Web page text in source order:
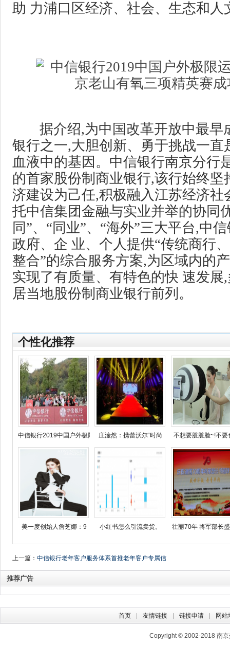
助 力浦口区经济、社会、生态和人
据介绍,为中国改革开放中最早
银行之一,大胆创新、勇于挑战一直
血液中的基因。中信银行南京分行
的首家股份制商业银行,该行始终坚
济建设为己任,积极融入江苏经济社
托中信集团金融与实业并举的协同
同”、“同业”、“海外”三大平台,中
政府、企 业、个人提供“传统商行
整合”的综合服务方案,为区域内的
实现了有质量、有特色的快 速发展
居当地股份制商业银行前列。
个性化推荐
中信银行2019中国户外极限 庄淦然：携蕾沃尔“时尚 不想要脏脏脸~!不要
美一度创始人詹芝娜：9 小红书怎么引流卖货。 壮丽70年 将军部长
上一篇： 中信银行老年客户服务体系首推老年客户专属信
用卡
推荐广告
首页 友情链接 链接申请 网站
Copyright © 2002-2018 南